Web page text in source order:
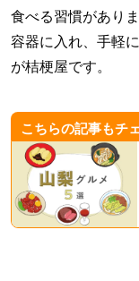
食べる習慣があり
容器に入れ、手軽
が桔梗屋です。
こちらの記事もチ